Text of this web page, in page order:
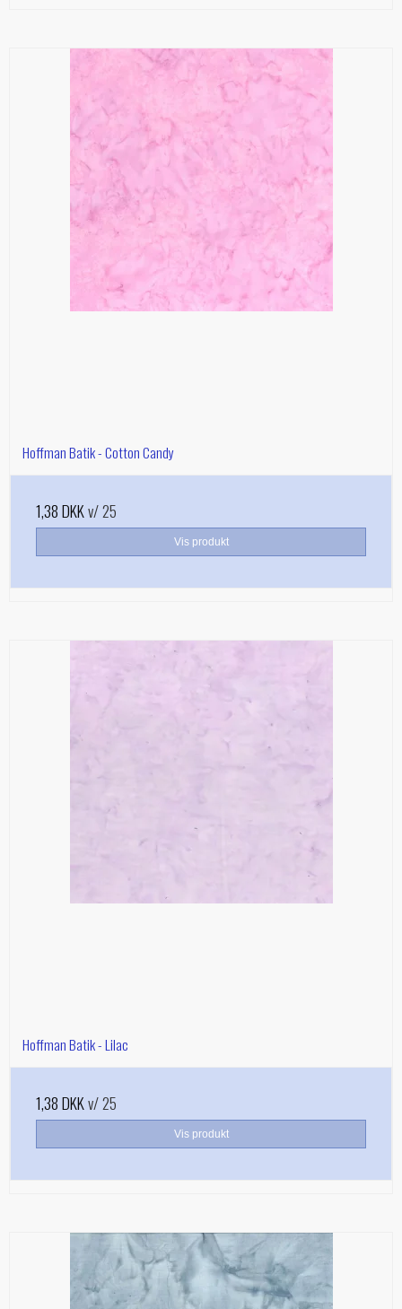
Hoffman Batik - Cotton Candy
1,38 DKKv/ 25
Vis produkt
Hoffman Batik - Lilac
1,38 DKKv/ 25
Vis produkt